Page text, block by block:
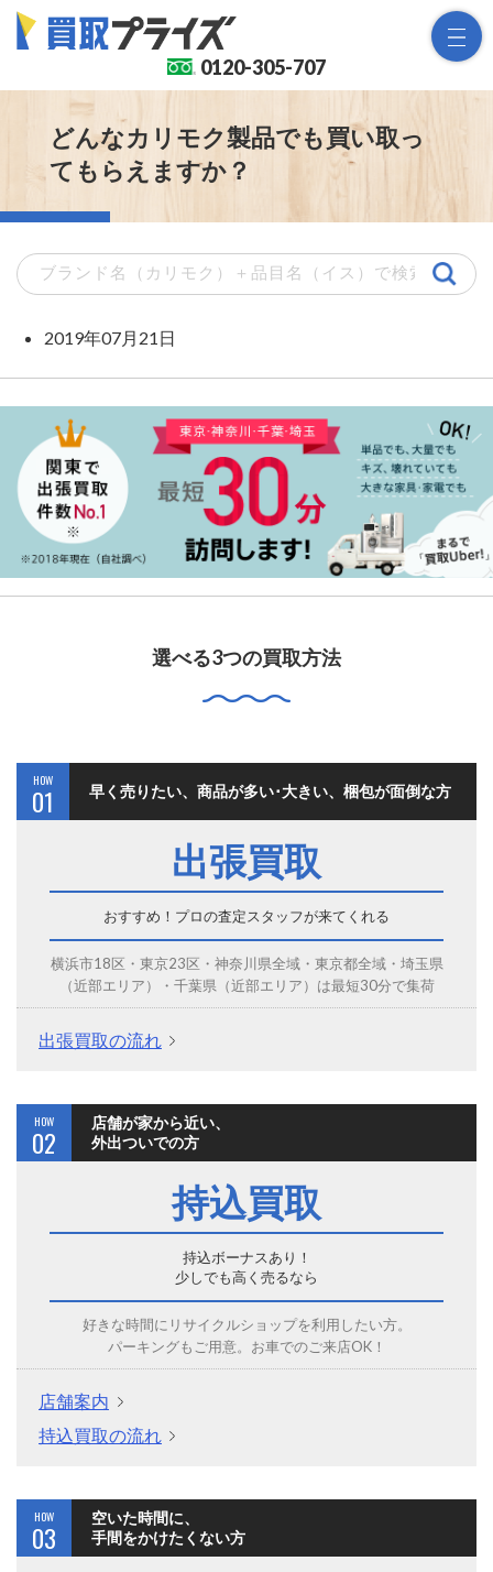
0120-305-707
どんなカリモク製品でも買い取っ
てもらえますか？
2019年07月21日
選べる3つの買取方法
HOW
01 早く売りたい、商品が多い･大きい、梱包が面倒な方
出張買取
おすすめ！プロの査定スタッフが来てくれる
横浜市18区・東京23区・神奈川県全域・東京都全域・埼玉県
（近部エリア）・千葉県（近部エリア）は最短30分で集荷
出張買取の流れ
HOW
02
店舗が家から近い、
外出ついでの方
持込買取
持込ボーナスあり！
少しでも高く売るなら
好きな時間にリサイクルショップを利用したい方。
パーキングもご用意。お車でのご来店OK！
店舗案内
持込買取の流れ
HOW
03
空いた時間に、
手間をかけたくない方